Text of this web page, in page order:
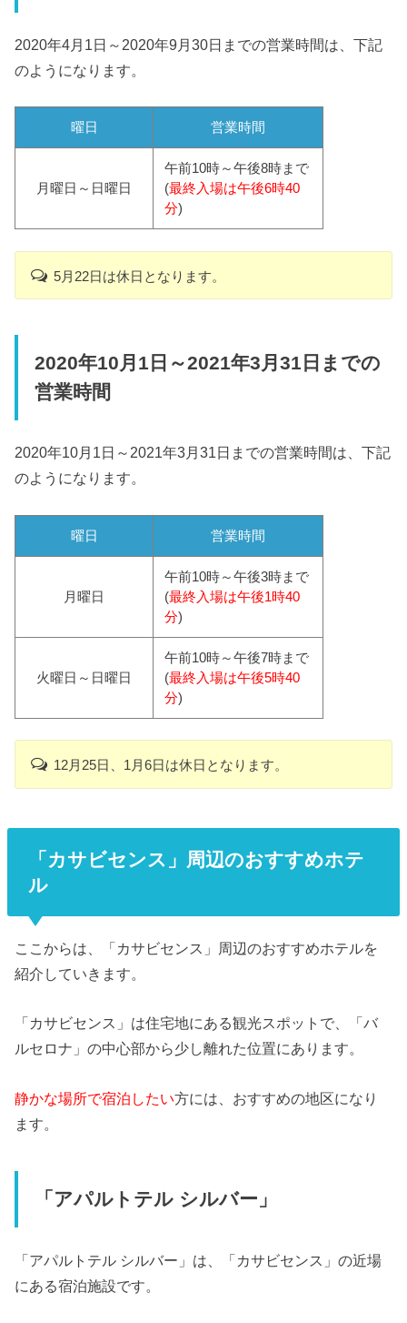
2020年4月1日～2020年9月30日までの営業時間は、下記
のようになります。
曜日 営業時間
月曜日～日曜日
午前10時～午後8時まで
(最終入場は午後6時40
分)
5月22日は休日となります。
2020年10月1日～2021年3月31日までの
営業時間
2020年10月1日～2021年3月31日までの営業時間は、下記
のようになります。
曜日 営業時間
月曜日
午前10時～午後3時まで
(最終入場は午後1時40
分)
火曜日～日曜日
午前10時～午後7時まで
(最終入場は午後5時40
分)
12月25日、1月6日は休日となります。
「カサビセンス」周辺のおすすめホテ
ル
ここからは、「カサビセンス」周辺のおすすめホテルを
紹介していきます。
「カサビセンス」は住宅地にある観光スポットで、「バ
ルセロナ」の中心部から少し離れた位置にあります。
静かな場所で宿泊したい方には、おすすめの地区になり
ます。
「アパルトテル シルバー」
「アパルトテル シルバー」は、「カサビセンス」の近場
にある宿泊施設です。